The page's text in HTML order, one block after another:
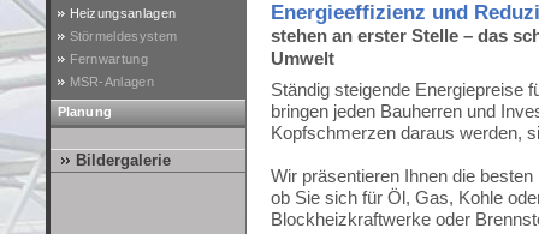
Heizungsanlagen
Störmeldesystem
Fernwartung
MSR-Anlagen
Planung
Bildergalerie
Energieeffizienz und
stehen an erster Stelle – das
Umwelt
Ständig steigende Energiepreise
bringen jeden Bauherren und
Kopfschmerzen daraus werden,
Wir präsentieren Ihnen die
ob Sie sich für Öl, Gas, Kohle
Blockheizkraftwerke oder